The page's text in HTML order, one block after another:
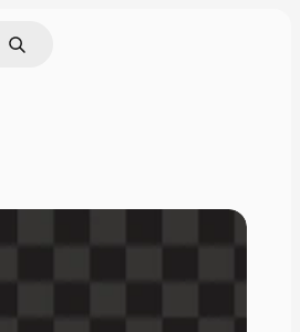
per immagine
Ricerca